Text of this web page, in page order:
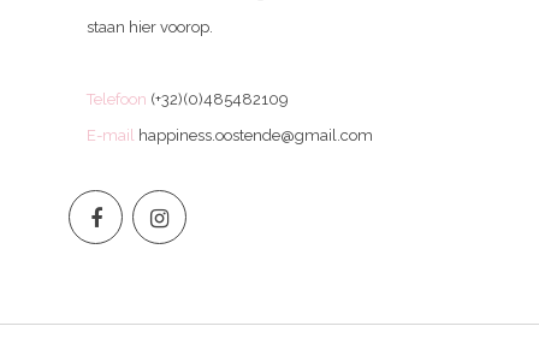
staan hier voorop.
Telefoon (+32)(0)485482109
E-mail
happiness.oostende@gmail.com